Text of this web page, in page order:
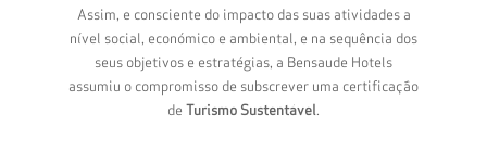
Assim, e consciente do impacto das suas atividades a
nível social, económico e ambiental, e na sequência dos
seus objetivos e estratégias, a Bensaude Hotels
assumiu o compromisso de subscrever uma certificação
de Turismo Sustentável.